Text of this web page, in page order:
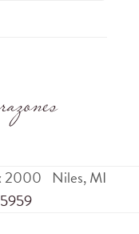
2000 Niles,MI